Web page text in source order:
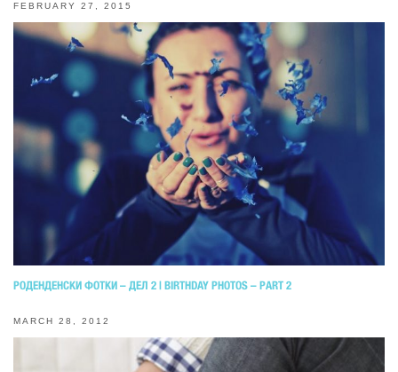
FEBRUARY 27, 2015
РОДЕНДЕНСКИ ФОТКИ – ДЕЛ 2 | BIRTHDAY PHOTOS – PART 2
MARCH 28, 2012